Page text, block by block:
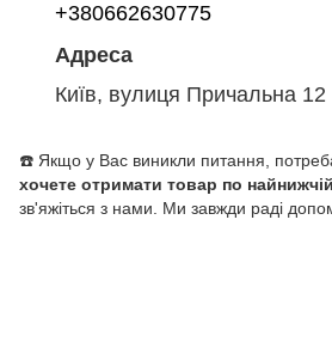
+380662630775
Адреса
Київ, вулиця Причальна 12
☎️ Якщо у Вас виникли питання,
хочете отримати товар по найнижчій
зв'яжіться з нами. Ми завжди раді